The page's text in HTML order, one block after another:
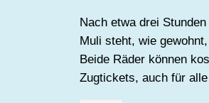
Nach etwa drei
Muli steht, wie
Beide Räder können
Zugtickets, auch für